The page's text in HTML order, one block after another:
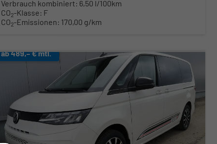
Verbrauch kombiniert: 6,50 l/100km
CO2-Klasse: F
CO2-Emissionen: 170,00 g/km
ab 489,– € mtl.